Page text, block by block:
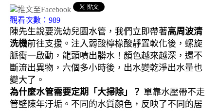
觀看次數：989
陳先生說要洗幼兒園水管，我們立即帶著高周波清
洗機前往支援。注入弱酸檸檬酸靜置軟化後，螺旋
脈衝一啟動，龍頭噴出髒水！顏色越來越深，還不
斷流出異物，六個多小時後，出水變乾淨出水量也
變大了。
為什麼水管需要定期「大掃除」？ 單靠水壓帶不走
管壁陳年汙垢。不同的水質顏色，反映了不同的居